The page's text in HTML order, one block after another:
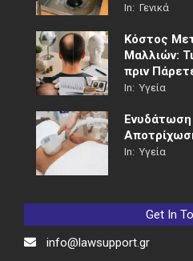
In: Γενικά
Κόστος
Μαλλιών:
πριν
In: Υγεία
Ενυδάτωση
In: Υγεία
Get In
info@lawsupport.gr